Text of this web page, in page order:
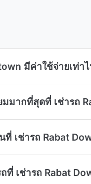
มีค่าใช้จ่ายเท่า
มากที่สุดที่ เช่ารถ
ที่ เช่ารถ Rabat
ที่ เช่ารถ Rabat